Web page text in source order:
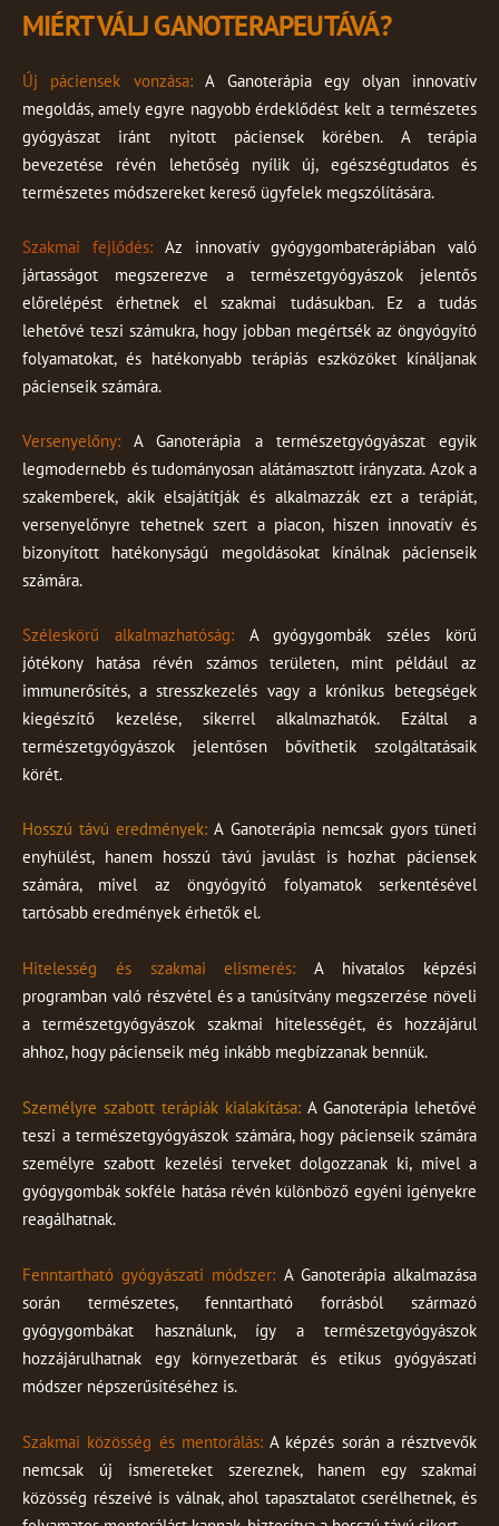
MIÉRT VÁLJ GANOTERAPEUTÁVÁ?
Új páciensek vonzása:A Ganoterápia egy olyan innovatív
megoldás, amely egyre nagyobb érdeklődést kelt a természetes
gyógyászat iránt nyitott páciensek körében. A terápia
bevezetése révén lehetőség nyílik új, egészségtudatos és
természetes módszereket kereső ügyfelek megszólítására.
Szakmai fejlődés: Az innovatív gyógygombaterápiában való
jártasságot megszerezve a természetgyógyászok jelentős
előrelépést érhetnek el szakmai tudásukban. Ez a tudás
lehetővé teszi számukra, hogy jobban megértsék az öngyógyító
folyamatokat, és hatékonyabb terápiás eszközöket kínáljanak
pácienseik számára.
Versenyelőny: A Ganoterápia a természetgyógyászat egyik
legmodernebb és tudományosan alátámasztott irányzata. Azok a
szakemberek, akik elsajátítják és alkalmazzák ezt a terápiát,
versenyelőnyre tehetnek szert a piacon, hiszen innovatív és
bizonyított hatékonyságú megoldásokat kínálnak pácienseik
számára.
Széleskörű alkalmazhatóság:A gyógygombák széles körű
jótékony hatása révén számos területen, mint például az
immunerősítés, a stresszkezelés vagy a krónikus betegségek
kiegészítő kezelése, sikerrel alkalmazhatók. Ezáltal a
természetgyógyászok jelentősen bővíthetik szolgáltatásaik
körét.
Hosszú távú eredmények: A Ganoterápia nemcsak gyors tüneti
enyhülést, hanem hosszú távú javulást is hozhat páciensek
számára, mivel az öngyógyító folyamatok serkentésével
tartósabb eredmények érhetők el.
Hitelesség és szakmai elismerés: A hivatalos képzési
programban való részvétel és a tanúsítvány megszerzése növeli
a természetgyógyászok szakmai hitelességét, és hozzájárul
ahhoz, hogy pácienseik még inkább megbízzanak bennük.
Személyre szabott terápiák kialakítása: A Ganoterápia lehetővé
teszi a természetgyógyászok számára, hogy pácienseik számára
személyre szabott kezelési terveket dolgozzanak ki, mivel a
gyógygombák sokféle hatása révén különböző egyéni igényekre
reagálhatnak.
Fenntartható gyógyászati módszer: A Ganoterápia alkalmazása
során természetes, fenntartható forrásból származó
gyógygombákat használunk, így a természetgyógyászok
hozzájárulhatnak egy környezetbarát és etikus gyógyászati
módszer népszerűsítéséhez is.
Szakmai közösség és mentorálás:A képzés során a résztvevők
nemcsak új ismereteket szereznek, hanem egy szakmai
közösség részeivé is válnak, ahol tapasztalatot cserélhetnek, és